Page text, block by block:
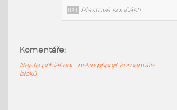
IPT
Plastové součásti
Komentáře:
Nejste přihlášeni - nelze připojit komentáře
bloků